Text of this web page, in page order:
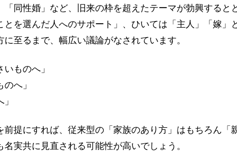
「同性婚」など、旧来の枠を超えたテーマが勃興すると
とを選んだ人へのサポート」、ひいては「主人」「嫁」
至るまで、幅広い議論がなされています。
いものへ」
へ」
提にすれば、従来型の「家族のあり方」はもちろん「
実共に見直される可能性が高いでしょう。